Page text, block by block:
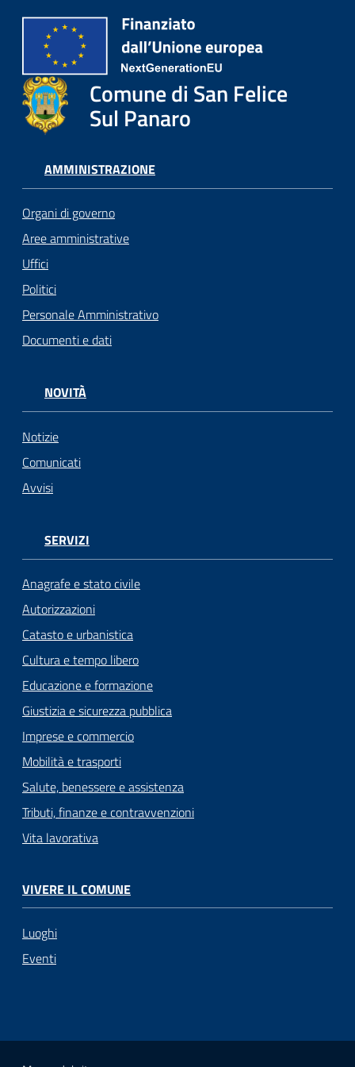
Comune di San Felice
Sul Panaro
AMMINISTRAZIONE
Organi di governo
Aree amministrative
Uffici
Politici
Personale Amministrativo
Documenti e dati
NOVITÀ
Notizie
Comunicati
Avvisi
SERVIZI
Anagrafe e stato civile
Autorizzazioni
Catasto e urbanistica
Cultura e tempo libero
Educazione e formazione
Giustizia e sicurezza pubblica
Imprese e commercio
Mobilità e trasporti
Salute, benessere e assistenza
Tributi, finanze e contravvenzioni
Vita lavorativa
VIVERE IL COMUNE
Luoghi
Eventi